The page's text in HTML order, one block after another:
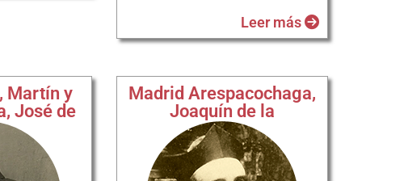
Leer más
Martín y
José de
Madrid Arespacochaga,
Joaquín de la